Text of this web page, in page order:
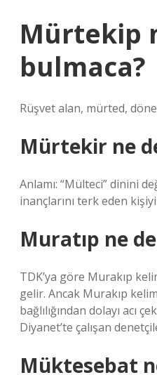
Mürtekip
bulmaca?
Rüşvet alan, mürted,
Mürtekir ne
Anlamı: “Mülteci” dinini
inançlarını terk eden
Muratıp ne
TDK’ya göre Murakıp
gelir. Ancak Murakıp
bağlılığından dolayı acı
Diyanet’te çalışan
Müktesebat